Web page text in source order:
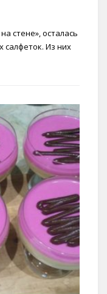
стене», осталась
Из них